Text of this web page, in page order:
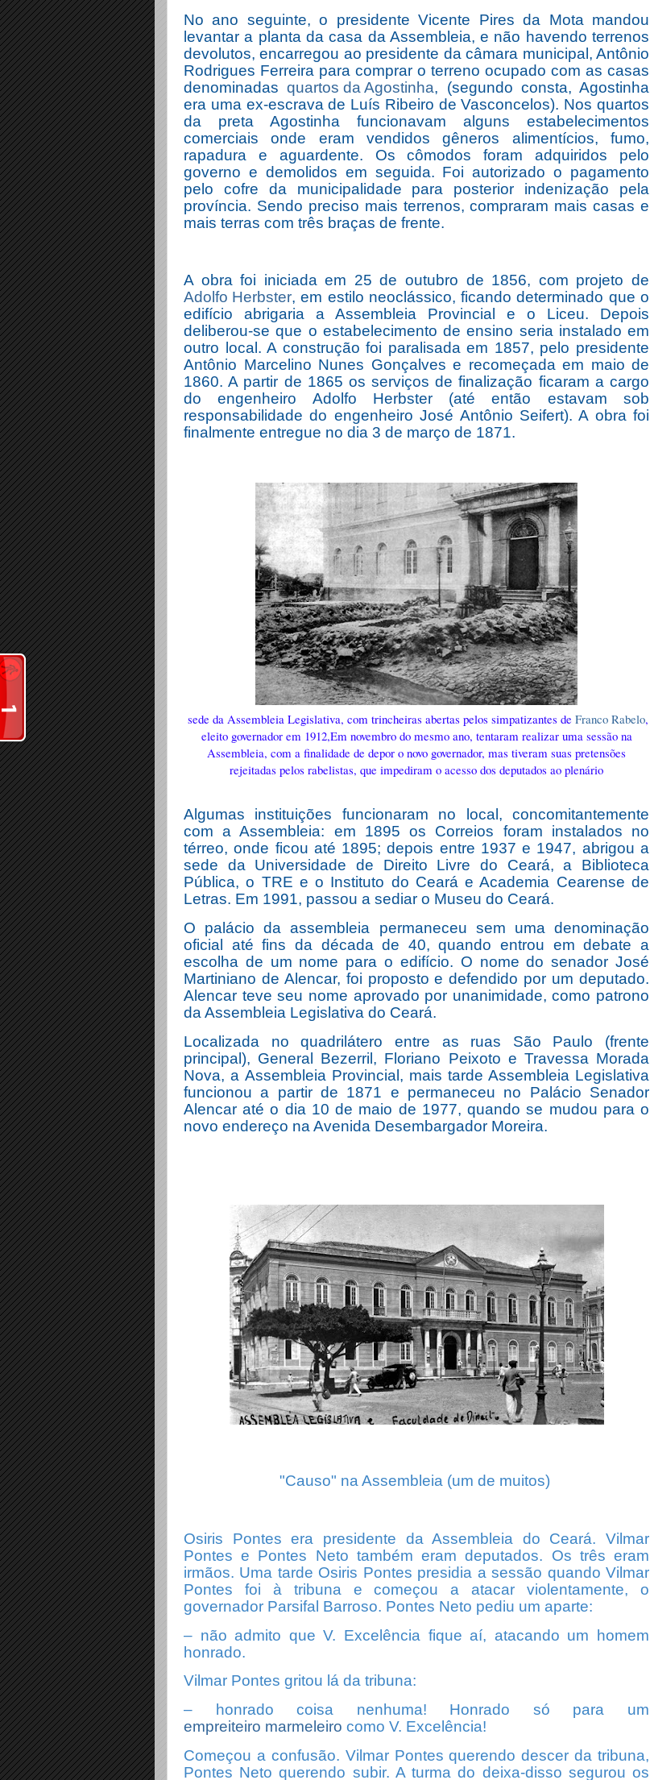
No ano seguinte, o presidente Vicente Pires da Mota mandou
levantar a planta da casa da Assembleia, e não havendo terrenos
devolutos, encarregou ao presidente da câmara municipal, Antônio
Rodrigues Ferreira para comprar o terreno ocupado com as casas
denominadasquartos da Agostinha, (segundo consta, Agostinha
era uma ex-escrava de Luís Ribeiro de Vasconcelos). Nos quartos
da preta Agostinha funcionavam alguns estabelecimentos
comerciais onde eram vendidos gêneros alimentícios, fumo,
rapadura e aguardente. Os cômodos foram adquiridos pelo
governo e demolidos em seguida. Foi autorizado o pagamento
pelo cofre da municipalidade para posterior indenização pela
província. Sendo preciso mais terrenos, compraram mais casas e
mais terras com três braças de frente.
A obra foi iniciada em 25 de outubro de 1856, com projeto de
Adolfo Herbster, em estilo neoclássico, ficando determinado que o
edifício abrigaria a Assembleia Provincial e o Liceu. Depois
deliberou-se que o estabelecimento de ensino seria instalado em
outro local. A construção foi paralisada em 1857, pelo presidente
Antônio Marcelino Nunes Gonçalves e recomeçada em maio de
1860. A partir de 1865 os serviços de finalização ficaram a cargo
do engenheiro Adolfo Herbster (até então estavam sob
responsabilidade do engenheiro José Antônio Seifert). A obra foi
finalmente entregue no dia 3 de março de 1871.
sede da Assembleia Legislativa, com trincheiras abertas pelos simpatizantes de Franco Rabelo,
eleito governador em 1912,Em novembro do mesmo ano, tentaram realizar uma sessão na
Assembleia, com a finalidade de depor o novo governador, mas tiveram suas pretensões
rejeitadas pelos rabelistas, que impediram o acesso dos deputados ao plenário
Algumas instituições funcionaram no local, concomitantemente
com a Assembleia: em 1895 os Correios foram instalados no
térreo, onde ficou até 1895; depois entre 1937 e 1947, abrigou a
sede da Universidade de Direito Livre do Ceará, a Biblioteca
Pública, o TRE e o Instituto do Ceará e Academia Cearense de
Letras. Em 1991, passou a sediar o Museu do Ceará.
O palácio da assembleia permaneceu sem uma denominação
oficial até fins da década de 40, quando entrou em debate a
escolha de um nome para o edifício. O nome do senador José
Martiniano de Alencar, foi proposto e defendido por um deputado.
Alencar teve seu nome aprovado por unanimidade, como patrono
da Assembleia Legislativa do Ceará.
Localizada no quadrilátero entre as ruas São Paulo (frente
principal), General Bezerril, Floriano Peixoto e Travessa Morada
Nova, a Assembleia Provincial, mais tarde Assembleia Legislativa
funcionou a partir de 1871 e permaneceu no Palácio Senador
Alencar até o dia 10 de maio de 1977, quando se mudou para o
novo endereço na Avenida Desembargador Moreira.
"Causo" na Assembleia (um de muitos)
Osiris Pontes era presidente da Assembleia do Ceará. Vilmar
Pontes e Pontes Neto também eram deputados. Os três eram
irmãos. Uma tarde Osiris Pontes presidia a sessão quando Vilmar
Pontes foi à tribuna e começou a atacar violentamente, o
governador Parsifal Barroso. Pontes Neto pediu um aparte:
– não admito que V. Excelência fique aí, atacando um homem
honrado.
Vilmar Pontes gritou lá da tribuna:
– honrado coisa nenhuma! Honrado só para um
empreiteiro marmeleiro como V. Excelência!
Começou a confusão. Vilmar Pontes querendo descer da tribuna,
Pontes Neto querendo subir. A turma do deixa-disso segurou os